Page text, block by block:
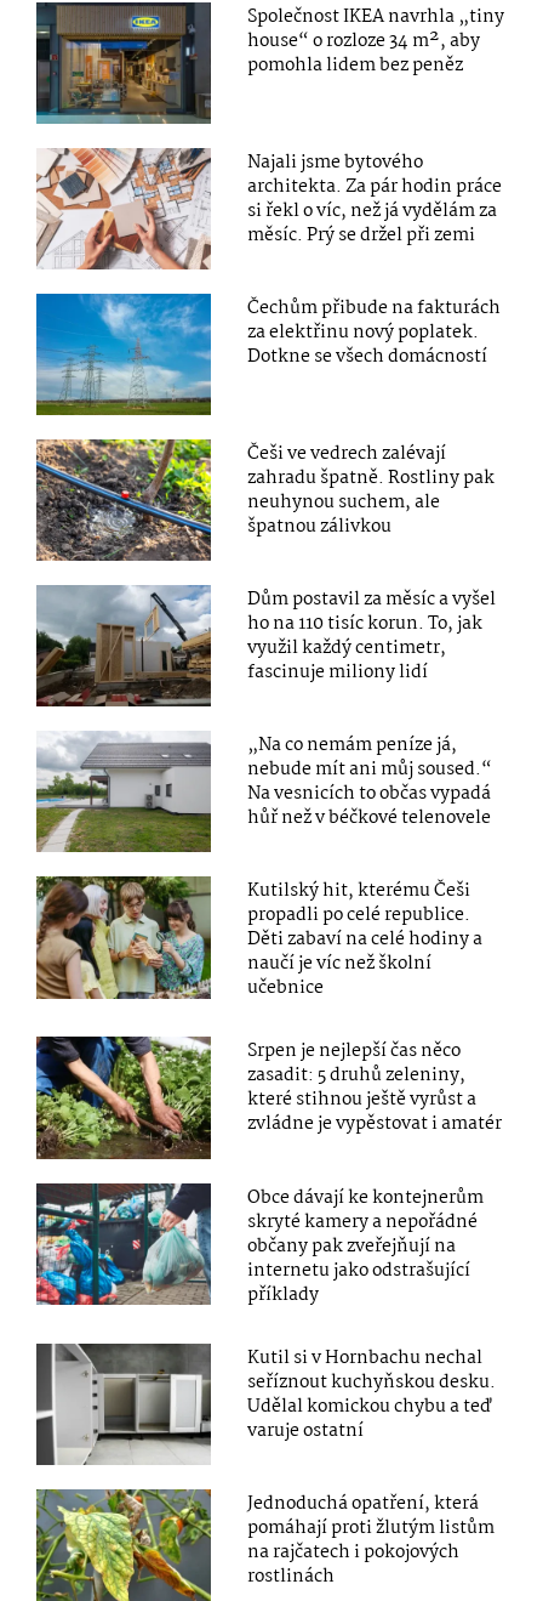
Společnost IKEA navrhla „tiny
house“ o rozloze 34 m², aby
pomohla lidem bez peněz
Najali jsme bytového
architekta. Za pár hodin práce
si řekl o víc, než já vydělám za
měsíc. Prý se držel při zemi
Čechům přibude na fakturách
za elektřinu nový poplatek.
Dotkne se všech domácností
Češi ve vedrech zalévají
zahradu špatně. Rostliny pak
neuhynou suchem, ale
špatnou zálivkou
Dům postavil za měsíc a vyšel
ho na 110 tisíc korun. To, jak
využil každý centimetr,
fascinuje miliony lidí
„Na co nemám peníze já,
nebude mít ani můj soused.“
Na vesnicích to občas vypadá
hůř než v béčkové telenovele
Kutilský hit, kterému Češi
propadli po celé republice.
Děti zabaví na celé hodiny a
naučí je víc než školní
učebnice
Srpen je nejlepší čas něco
zasadit: 5 druhů zeleniny,
které stihnou ještě vyrůst a
zvládne je vypěstovat i amatér
Obce dávají ke kontejnerům
skryté kamery a nepořádné
občany pak zveřejňují na
internetu jako odstrašující
příklady
Kutil si v Hornbachu nechal
seříznout kuchyňskou desku.
Udělal komickou chybu a teď
varuje ostatní
Jednoduchá opatření, která
pomáhají proti žlutým listům
na rajčatech i pokojových
rostlinách